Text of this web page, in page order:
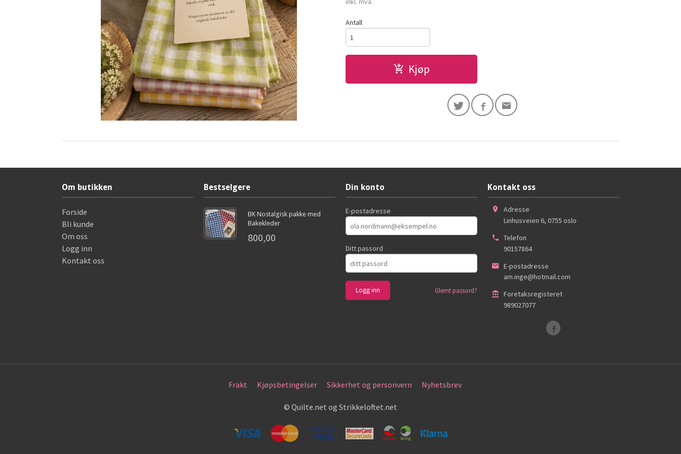
Antall
Kjøp
Om butikken
Forside
Bli kunde
Om oss
Logg inn
Kontakt oss
Bestselgere
BK Nostalgisk pakke med
Bakekleder
800,00
Din konto
E-postadresse
Ditt passord
Glemt passord?
Kontakt oss
Adresse
Linhusveien 6, 0755 oslo
Telefon
90157864
E-postadresse
am.inge@hotmail.com
Foretaksregisteret
989027077
Frakt Kjøpsbetingelser Sikkerhet og personvern Nyhetsbrev
© Quilte.net og Strikkeloftet.net